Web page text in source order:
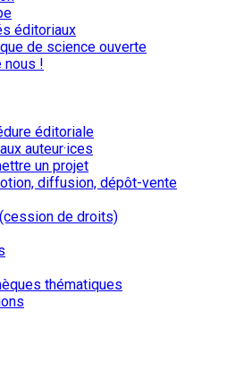
éditoriaux
de science ouverte
nous !
éditoriale
auteur·ices
un projet
diffusion, dépôt-vente
(cession de droits)
thématiques